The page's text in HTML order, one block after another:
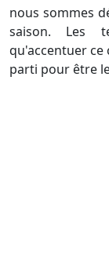
nous sommes
saison. Les
qu'accentuer ce
parti pour être